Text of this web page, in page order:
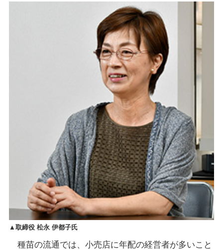
▲取締役 松永 伊都子氏
種苗の流通では、小売店に年配の経営者が多いこと